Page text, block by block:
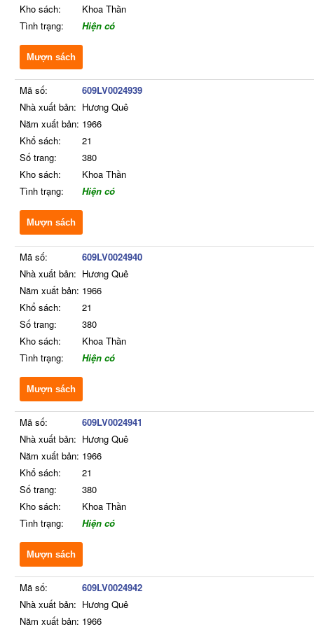
Kho sách:
Khoa Thần
Tình trạng:
Hiện có
Mượn sách
Mã số:
609LV0024939
Nhà xuất bản: Hương Quê
Năm xuất bản: 1966
Khổ sách:
21
Số trang:
380
Kho sách:
Khoa Thần
Tình trạng:
Hiện có
Mượn sách
Mã số:
609LV0024940
Nhà xuất bản: Hương Quê
Năm xuất bản: 1966
Khổ sách:
21
Số trang:
380
Kho sách:
Khoa Thần
Tình trạng:
Hiện có
Mượn sách
Mã số:
609LV0024941
Nhà xuất bản: Hương Quê
Năm xuất bản: 1966
Khổ sách:
21
Số trang:
380
Kho sách:
Khoa Thần
Tình trạng:
Hiện có
Mượn sách
Mã số:
609LV0024942
Nhà xuất bản: Hương Quê
Năm xuất bản: 1966